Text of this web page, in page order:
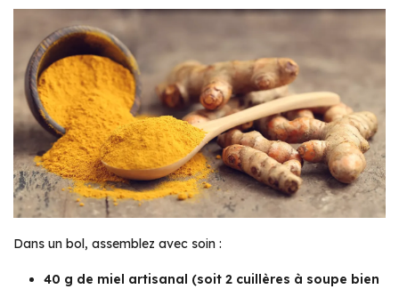
Dans un bol, assemblez avec soin :
40 g de miel artisanal (soit 2 cuillères à soupe bien